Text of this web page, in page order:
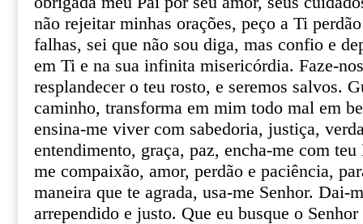
não rejeitar minhas orações, peço a Ti
falhas, sei que não sou diga, mas confio e
em Ti e na sua infinita misericórdia. Faze-
resplandecer o teu rosto, e seremos salvos.
caminho, transforma em mim todo mal em
ensina-me viver com sabedoria, justiça,
entendimento, graça, paz, encha-me com
me compaixão, amor, perdão e paciência,
maneira que te agrada, usa-me Senhor. Dai-
arrependido e justo. Que eu busque o